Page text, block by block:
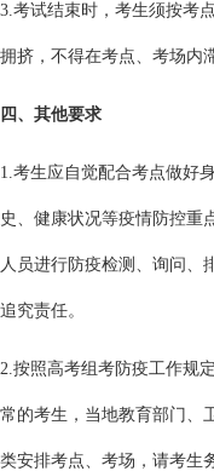
3.考试结束时，考生须按考
拥挤，不得在考点、考场内
四、其他要求
1.考生应自觉配合考点做好
史、健康状况等疫情防控重
人员进行防疫检测、询问、
追究责任。
2.按照高考组考防疫工作规
常的考生，当地教育部门、
类安排考点、考场，请考生